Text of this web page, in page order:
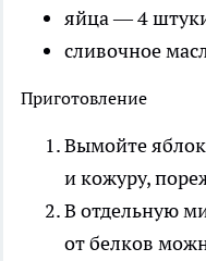
яйца — 4
сливочное
Приготовление
Вымойте
и кожуру,
В отдельную
от белков